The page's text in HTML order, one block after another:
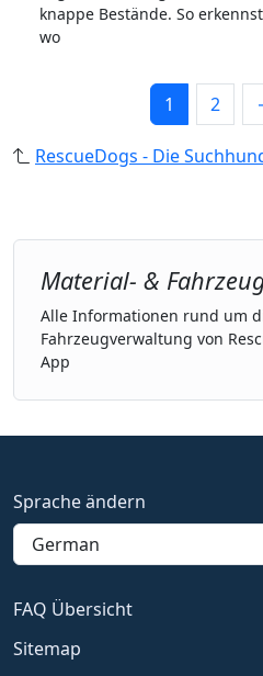
knappe Bestände. So
wo
1 2
RescueDogs - Die
Material- &
Alle Informationen rund um
Fahrzeugverwaltung von
App
Sprache ändern
FAQ Übersicht
Sitemap